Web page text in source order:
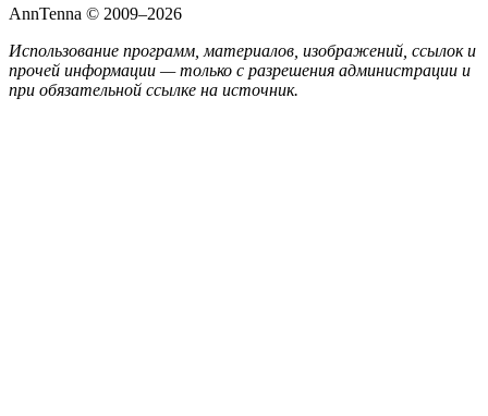
AnnTenna © 2009–2026
Использование программ, материалов, изображений, ссылок и
прочей информации — только с разрешения администрации и
при обязательной ссылке на источник.